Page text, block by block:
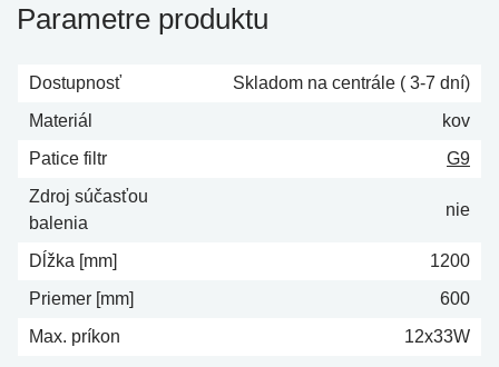
Parametre produktu
Dostupnosť
Skladom na centrále ( 3-7 dní)
Materiál
kov
Patice filtr
G9
Zdroj súčasťou
balenia
nie
Dĺžka [mm]
1200
Priemer [mm]
600
Max. príkon
12x33W